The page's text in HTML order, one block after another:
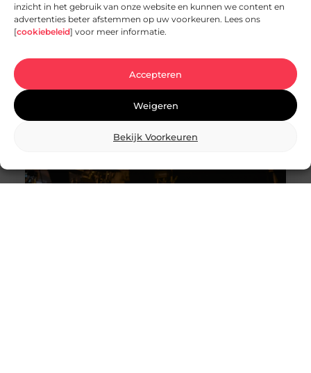
inzicht in het gebruik van onze website en kunnen we content en
advertenties beter afstemmen op uw voorkeuren. Lees ons
[cookiebeleid] voor meer informatie.
Accepteren
Weigeren
Bekijk Voorkeuren
Vacature hovenier in Ermelo: een uniek
carrièrepad in het groen
groene sector? Dan is de vacature hovenier in
Ermelo wellicht precies wat